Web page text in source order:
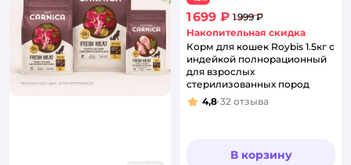
1 699 ₽ 1 999 ₽
Накопительная скидка
Корм для кошек Roybis 1.5кг с
индейкой полнорационный
для взрослых
стерилизованных пород
Рейтинг:
4,8 32 отзыва
В корзину